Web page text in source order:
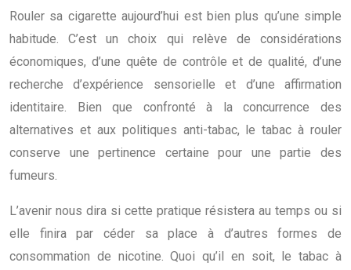
Rouler sa cigarette aujourd’hui est bien plus qu’une simple
habitude. C’est un choix qui relève de considérations
économiques, d’une quête de contrôle et de qualité, d’une
recherche d’expérience sensorielle et d’une affirmation
identitaire. Bien que confronté à la concurrence des
alternatives et aux politiques anti-tabac, le tabac à rouler
conserve une pertinence certaine pour une partie des
fumeurs.
L’avenir nous dira si cette pratique résistera au temps ou si
elle finira par céder sa place à d’autres formes de
consommation de nicotine. Quoi qu’il en soit, le tabac à